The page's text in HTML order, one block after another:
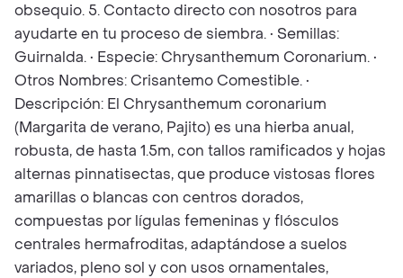
obsequio. 5. Contacto directo con nosotros para
ayudarte en tu proceso de siembra. • Semillas:
Guirnalda. • Especie: Chrysanthemum Coronarium. •
Otros Nombres: Crisantemo Comestible. •
Descripción: El Chrysanthemum coronarium
(Margarita de verano, Pajito) es una hierba anual,
robusta, de hasta 1.5m, con tallos ramificados y hojas
alternas pinnatisectas, que produce vistosas flores
amarillas o blancas con centros dorados,
compuestas por lígulas femeninas y flósculos
centrales hermafroditas, adaptándose a suelos
variados, pleno sol y con usos ornamentales,